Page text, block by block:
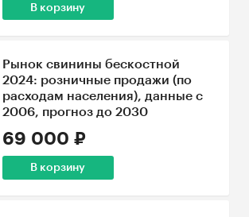
В корзину
Рынок свинины бескостной
2024: розничные продажи (по
расходам населения), данные с
2006, прогноз до 2030
69 000 ₽
В корзину